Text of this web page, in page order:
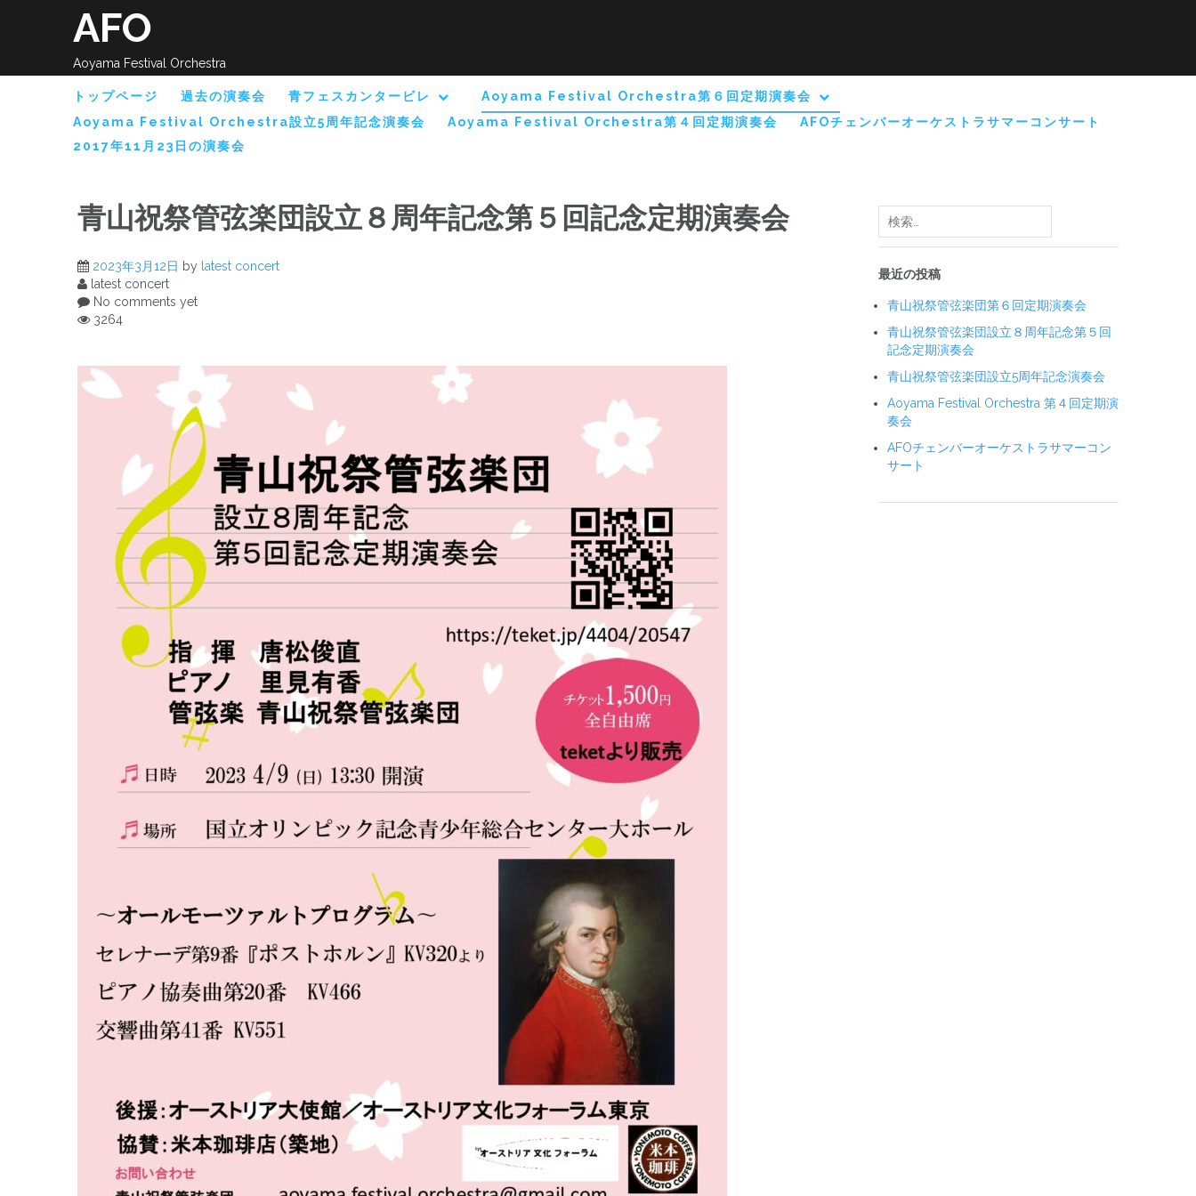
AFO
Aoyama Festival Orchestra
トップページ 過去の演奏会 青フェスカンタービレ
Aoyama Festival Orchestra第６回定期演奏会
Aoyama Festival Orchestra設立5周年記念演奏会
Aoyama Festival Orchestra第４回定期演奏会
AFOチェンバーオーケストラサマーコンサート
2017年11月23日の演奏会
青山祝祭管弦楽団設立８周年記念第５回記念定期演奏会
2023年3月12日 by latest concert
latest concert
No comments yet
3264
索:
最近の投稿
青山祝祭管弦楽団第６回定期演奏会
青山祝祭管弦楽団設立８周年記念第５回
記念定期演奏会
青山祝祭管弦楽団設立5周年記念演奏会
Aoyama Festival Orchestra 第４回定期演
奏会
AFOチェンバーオーケストラサマーコン
サート